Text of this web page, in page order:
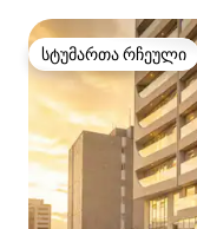
სტუმართა რჩეული
სტუმართა რჩეული